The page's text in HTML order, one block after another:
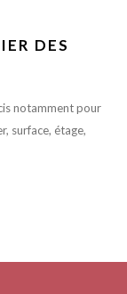
DES
notamment pour
surface, étage,